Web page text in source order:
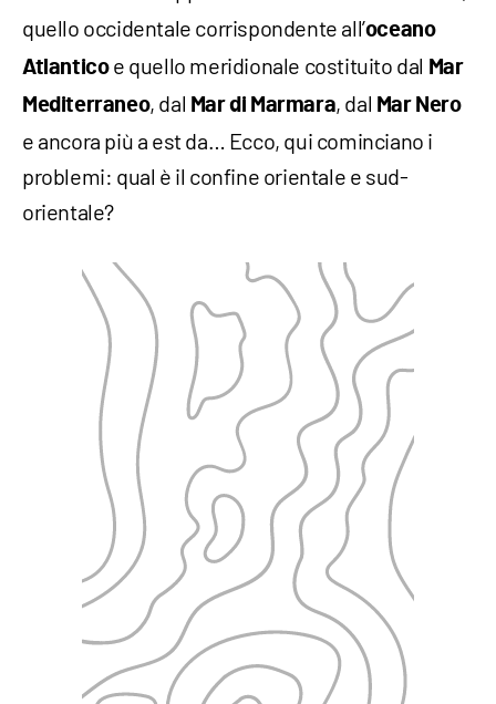
quello occidentale corrispondente all’oceano
Atlanticoe quello meridionale costituito dal Mar
Mediterraneo, dal Mar di Marmara, dal Mar Nero
e ancora più a est da… Ecco, qui cominciano i
problemi: qual è il confine orientale e sud-
orientale?